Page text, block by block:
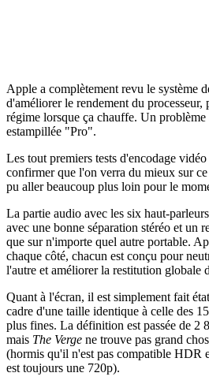
Apple a complètement revu le système
d'améliorer le rendement du processeur,
régime lorsque ça chauffe. Un problème
estampillée "Pro".
Les tout premiers tests d'encodage
confirmer que l'on verra du mieux sur
pu aller beaucoup plus loin pour le
La partie audio avec les six haut-
avec une bonne séparation stéréo et un
que sur n'importe quel autre portable.
chaque côté, chacun est conçu pour
l'autre et améliorer la restitution globale
Quant à l'écran, il est simplement fait
cadre d'une taille identique à celle des
plus fines. La définition est passée de 2
mais The Verge ne trouve pas grand
(hormis qu'il n'est pas compatible HDR
est toujours une 720p).